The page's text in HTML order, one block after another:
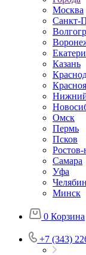
Москва
Санкт-
Казань
Омск
Пермь
Псков
Самара
Уфа
Минск
0 Корзина
+7 (343)